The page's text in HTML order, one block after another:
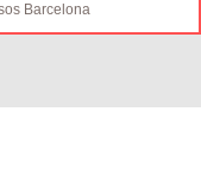
Barcelona